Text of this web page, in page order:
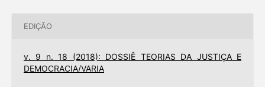
EDIÇÃO
v. 9 n. 18 (2018): DOSSIÊ TEORIAS DA JUSTIÇA E
DEMOCRACIA/VARIA